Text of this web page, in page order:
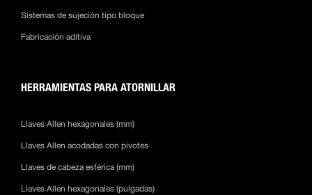
Sistemas de sujeción tipo bloque
Fabricación aditiva
HERRAMIENTAS PARA ATORNILLAR
Llaves Allen hexagonales (mm)
Llaves Allen acodadas con pivotes
Llaves de cabeza esférica (mm)
Llaves Allen hexagonales (pulgadas)